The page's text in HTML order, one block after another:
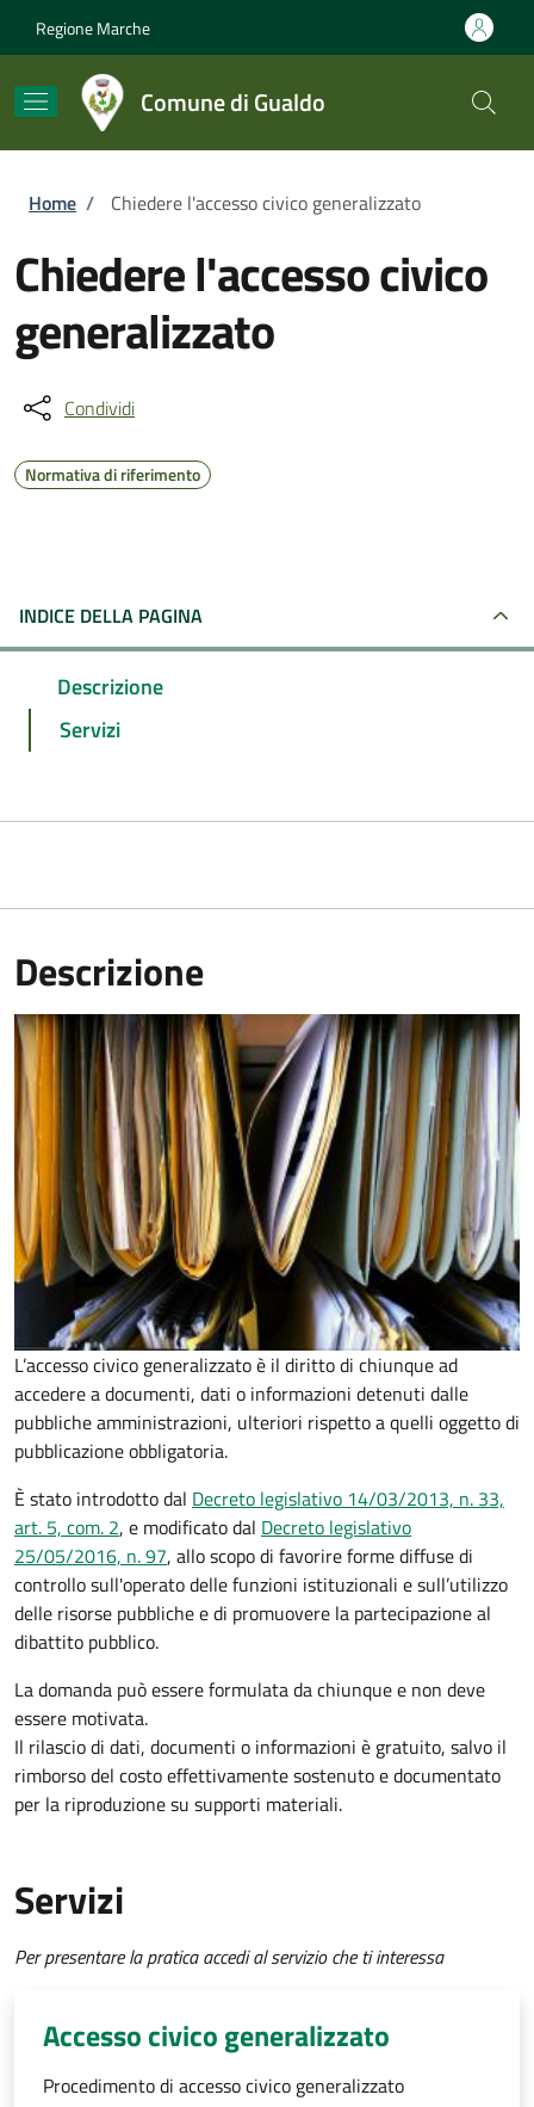
Regione Marche
Comune di Gualdo
Briciole di pane
Home / Chiedere l'accesso civico generalizzato
Chiedere l'accesso civico
generalizzato
Condividi
Normativa di riferimento
INDICE DELLA PAGINA
Descrizione
Servizi
Descrizione
L’accesso civico generalizzato è il diritto di chiunque ad
accedere a documenti, dati o informazioni detenuti dalle
pubbliche amministrazioni, ulteriori rispetto a quelli oggetto di
pubblicazione obbligatoria.
È stato introdotto dal Decreto legislativo 14/03/2013, n. 33,
art. 5, com. 2, e modificato dal Decreto legislativo
25/05/2016, n. 97, allo scopo di favorire forme diffuse di
controllo sull'operato delle funzioni istituzionali e sull’utilizzo
delle risorse pubbliche e di promuovere la partecipazione al
dibattito pubblico.
La domanda può essere formulata da chiunque e non deve
essere motivata.
Il rilascio di dati, documenti o informazioni è gratuito, salvo il
rimborso del costo effettivamente sostenuto e documentato
per la riproduzione su supporti materiali.
Servizi
Per presentare la pratica accedi al servizio che ti interessa
Accesso civico generalizzato
Procedimento di accesso civico generalizzato